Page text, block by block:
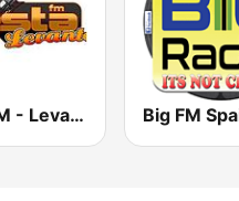
Fiesta FM - Levante Big FM